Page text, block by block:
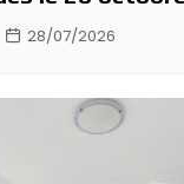
28/07/2026